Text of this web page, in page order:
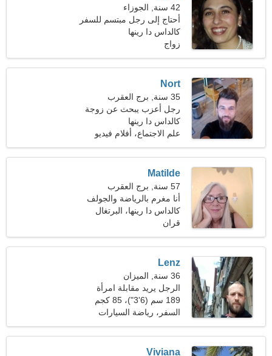
42 سنة, الجوزاء
أحتاج إلى رجل مبتسم للسفر
معًا
كالداس دا رينها
زواج
Nort
35 سنة, برج العقرب
رجل أعزب يبحث عن زوجة
كالداس دا رينها
علم الاجتماع، أفلام فيديو
Matilde
57 سنة, برج العقرب
أنا مغرم بالرياضة والجولف
كالداس دا رينها، البرتغال
قران
Lenz
36 سنة, الميزان
الرجل يريد مقابلة امرأة
189 سم (6'3")، 85 كجم
(187 رطلا)
السفر، رياضة السيارات
Viviana